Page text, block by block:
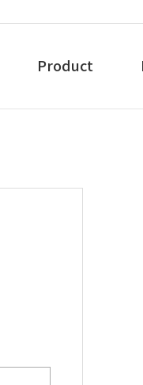
Product